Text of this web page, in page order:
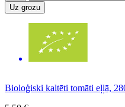
Uz grozu
Bioloģiski kaltēti tomāti eļļā,